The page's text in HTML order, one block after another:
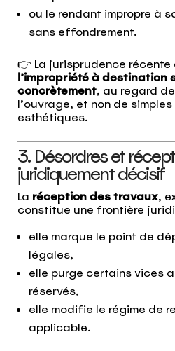
ou le rendant impropre à
sans effondrement.
👉 La jurisprudence récente
l’impropriété à destination
concrètement, au regard
l’ouvrage, et non de
esthétiques.
3. Désordres et
juridiquement décisif
La réception des travaux,
constitue une frontière
elle marque le point de
légales,
elle purge certains vices
réservés,
elle modifie le régime de
applicable.